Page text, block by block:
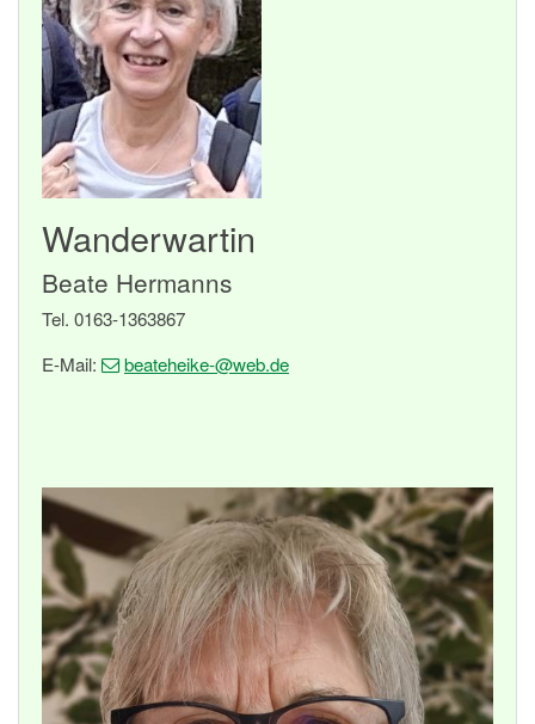
Wanderwartin
Beate Hermanns
Tel. 0163-1363867
E-Mail:
beateheike-@web.de